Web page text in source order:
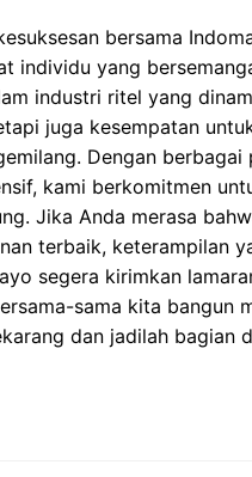
bersama
individu yang
industri ritel yang
juga kesempatan
Dengan
kami berkomitmen
Jika Anda merasa
terbaik, keterampilan
segera kirimkan
sama kita bangun
dan jadilah bagian